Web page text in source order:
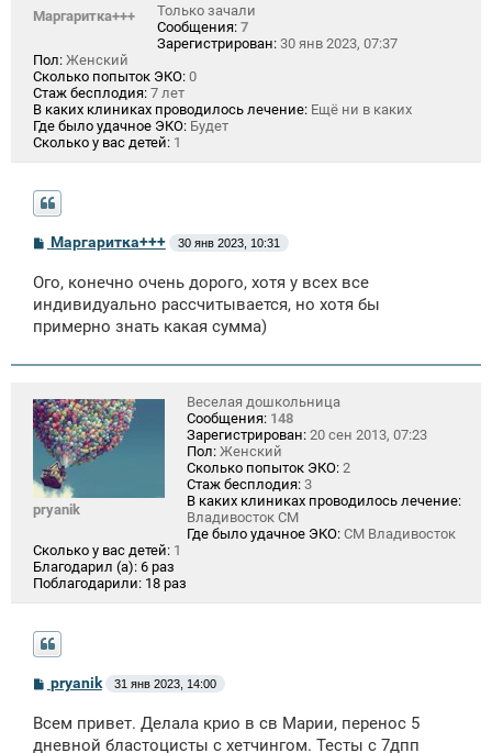
Маргаритка+++
Только зачали
Сообщения: 7
Зарегистрирован: 30 янв 2023, 07:37
Пол: Женский
Сколько попыток ЭКО: 0
Стаж бесплодия: 7 лет
В каких клиниках проводилось лечение: Ещё ни в каких
Где было удачное ЭКО: Будет
Сколько у вас детей: 1
С
б
щ
н
е
Маргаритка+++ 30 янв 2023, 10:31
Ого, конечно очень дорого, хотя у всех все
индивидуально рассчитывается, но хотя бы
примерно знать какая сумма)
pryanik
Веселая дошкольница
Сообщения: 148
Зарегистрирован: 20 сен 2013, 07:23
Пол: Женский
Сколько попыток ЭКО: 2
Стаж бесплодия: 3
В каких клиниках проводилось лечение:
Владивосток СМ
Где было удачное ЭКО: СМ Владивосток
Сколько у вас детей: 1
Благодарил (а): 6 раз
Поблагодарили: 18 раз
С
о
б
щ
pryanik 31 янв 2023, 14:00
Всем привет. Делала крио в св Марии, перенос 5
дневной бластоцисты с хетчингом. Тесты с 7дпп